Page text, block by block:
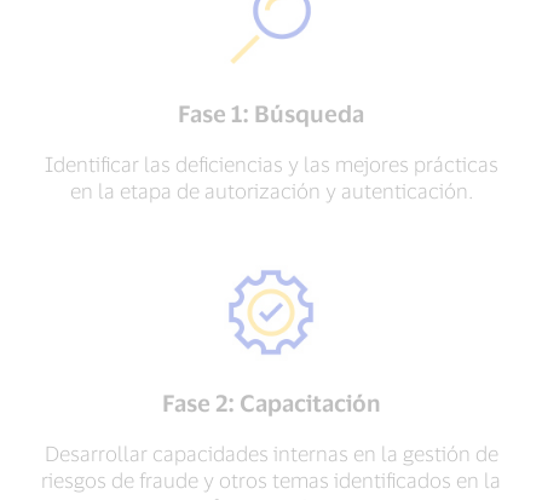
Fase 1: Búsqueda
Identificar las deficiencias y las mejores prácticas
en la etapa de autorización y autenticación.
Fase 2: Capacitación
Desarrollar capacidades internas en la gestión de
riesgos de fraude y otros temas identificados en la